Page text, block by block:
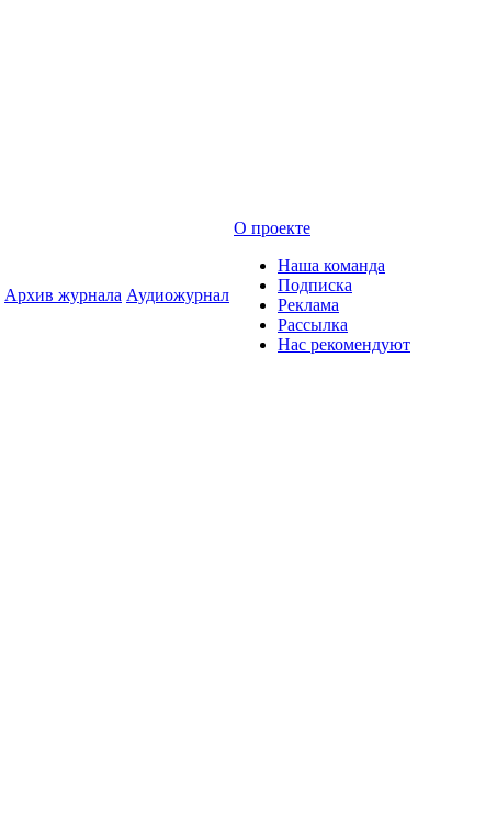
Архив журнала Аудиожурнал
О проекте
Наша команда
Подписка
Реклама
Рассылка
Нас рекомендуют